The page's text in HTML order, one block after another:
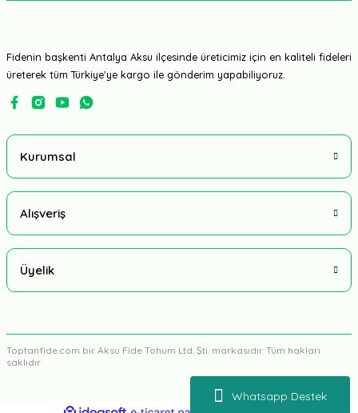
Whatsapp Destek
Fidenin başkenti Antalya Aksu ilçesinde üreticimiz için en kaliteli fideleri
üreterek tüm Türkiye'ye kargo ile gönderim yapabiliyoruz.
Kurumsal
Alışveriş
Üyelik
Toptanfide.com bir Aksu Fide Tohum Ltd. Şti. markasıdır. Tüm hakları
saklıdır